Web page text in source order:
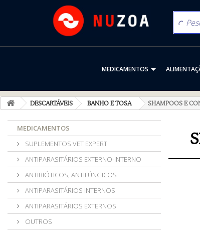
MEDICAMENTOS
DESCARTÁVEIS BANHO E TOSA SHAMPOOS E
MEDICAMENTOS
SUPLEMENTOS VET EXPERT
ANTIPARASITÁRIOS EXTERNO-INTERNO
ANTIBIÓTICOS, ANTIFÚNGICOS
ANTIPARASITÁRIOS INTERNOS
ANTIPARASITÁRIOS EXTERNOS
OUTROS